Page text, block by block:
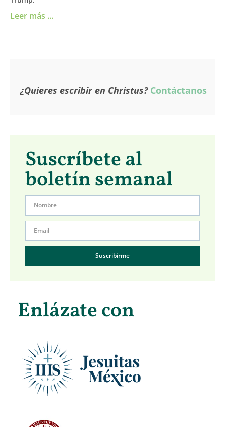
Leer más ...
¿Quieres escribir en Christus? Contáctanos
Suscríbete al
boletín semanal
Suscribirme
Enlázate con